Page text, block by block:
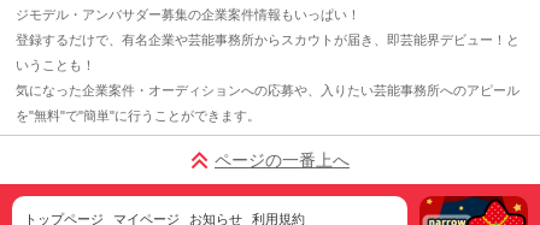
ジモデル・アンバサダー募集の企業案件情報もいっぱい！
登録するだけで、有名企業や芸能事務所からスカウトが届き、即芸能界デビュー！と
いうことも！
気になった企業案件・オーディションへの応募や、入りたい芸能事務所へのアピール
を"無料"で"簡単"に行うことができます。
ページの一番上へ
トップページ マイページ お知らせ 利用規約